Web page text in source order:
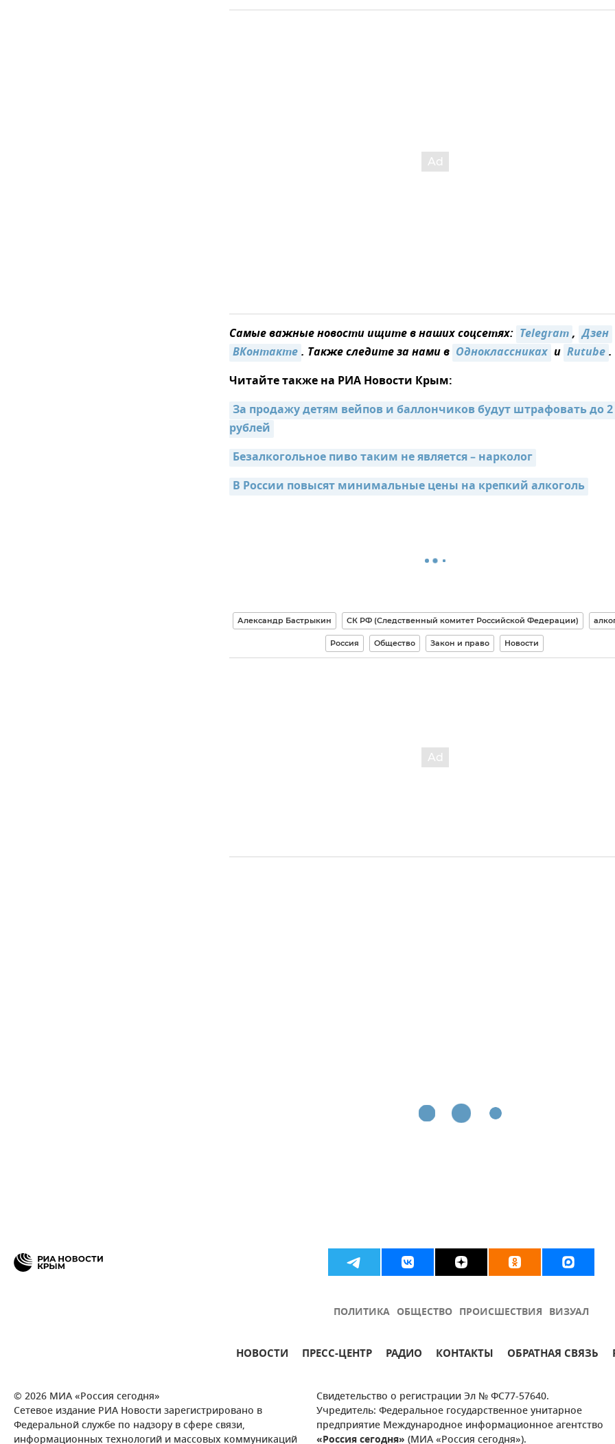
Самые важные новости ищите в наших соцсетях: Telegram, Дзен
ВКонтакте. Также следите за нами в Одноклассниках и Rutube.
Читайте также на РИА Новости Крым:
За продажу детям вейпов и баллончиков будут штрафовать до
рублей
Безалкогольное пиво таким не является – нарколог
В России повысят минимальные цены на крепкий алкоголь
Александр Бастрыкин СК РФ (Следственный комитет Российской Федерации)
Россия Общество Закон и право Новости
ПОЛИТИКА ОБЩЕСТВО ПРОИСШЕСТВИЯ ВИЗУАЛ
НОВОСТИ ПРЕСС-ЦЕНТР РАДИО КОНТАКТЫ ОБРАТНАЯ СВЯЗЬ
© 2026 МИА «Россия сегодня»
Сетевое издание РИА Новости зарегистрировано в
Федеральной службе по надзору в сфере связи,
информационных технологий и массовых коммуникаций
Свидетельство о регистрации Эл № ФС77-57640.
Учредитель: Федеральное государственное унитарное
предприятие Международное информационное агентство
«Россия сегодня» (МИА «Россия сегодня»).